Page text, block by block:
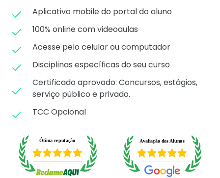
Aplicativo mobile do portal do aluno
100% online com videoaulas
Acesse pelo celular ou computador
Disciplinas específicas do seu curso
Certificado aprovado: Concursos, estágios,
serviço público e privado.
TCC Opcional